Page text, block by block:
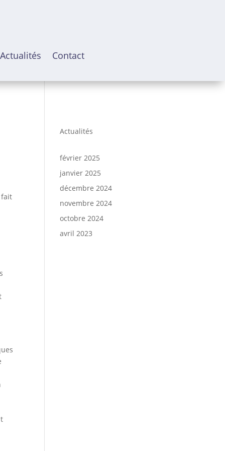
Actualités Contact
fait
Actualités
février 2025
janvier 2025
décembre 2024
novembre 2024
octobre 2024
avril 2023